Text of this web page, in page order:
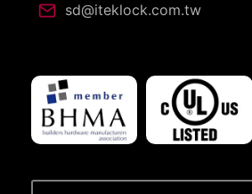
sd@iteklock.com.tw